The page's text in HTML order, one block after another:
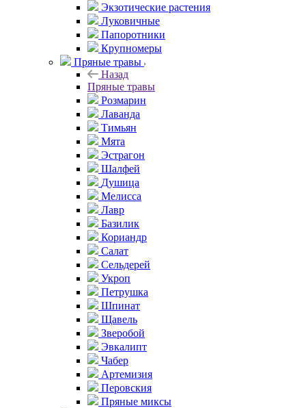
Экзотические растения
Луковичные
Папоротники
Крупномеры
Пряные травы
Назад
Пряные травы
Розмарин
Лаванда
Тимьян
Мята
Эстрагон
Шалфей
Душица
Мелисса
Лавр
Базилик
Кориандр
Салат
Сельдерей
Укроп
Петрушка
Шпинат
Щавель
Зверобой
Эвкалипт
Чабер
Артемизия
Перовския
Пряные миксы